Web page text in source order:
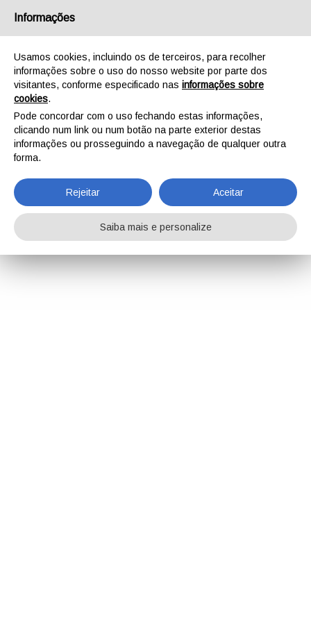
Informações
Usamos cookies, incluindo os de terceiros, para recolher
informações sobre o uso do nosso website por parte dos
visitantes, conforme especificado nas informações sobre
cookies.
Pode concordar com o uso fechando estas informações,
clicando num link ou num botão na parte exterior destas
informações ou prosseguindo a navegação de qualquer outra
forma.
Rejeitar Aceitar
Saiba mais e personalize